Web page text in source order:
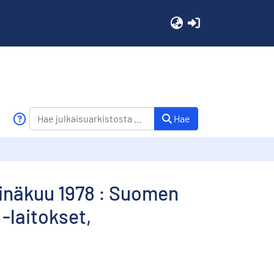
Hae
1978 : Suomen
-laitokset,